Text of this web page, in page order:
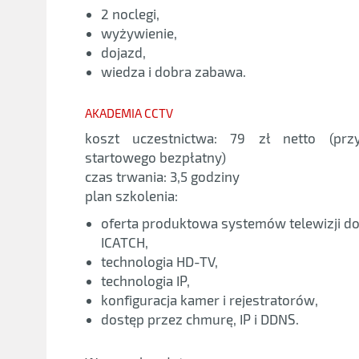
2 noclegi,
wyżywienie,
dojazd,
wiedza i dobra zabawa.
AKADEMIA CCTV
koszt uczestnictwa: 79 zł netto
startowego bezpłatny)
czas trwania: 3,5 godziny
plan szkolenia:
oferta produktowa systemów telewizji
ICATCH,
technologia HD-TV,
technologia IP,
konfiguracja kamer i rejestratorów,
dostęp przez chmurę, IP i DDNS.